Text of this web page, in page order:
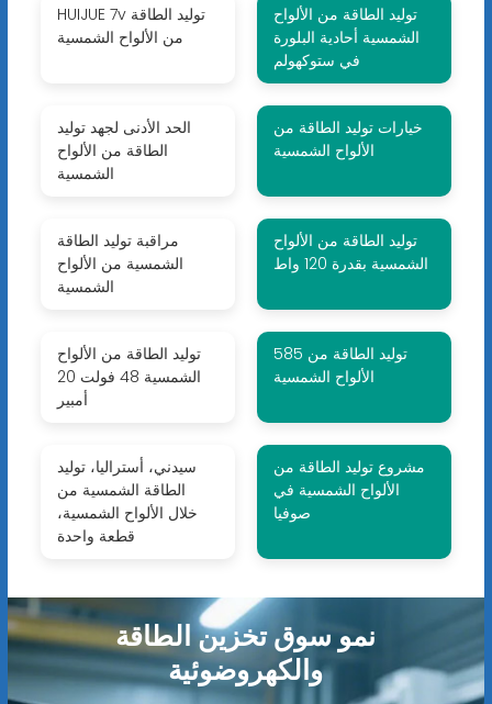
HUIJUE 7v توليد الطاقة
من الألواح الشمسية
توليد الطاقة من الألواح
الشمسية أحادية البلورة
في ستوكهولم
الحد الأدنى لجهد توليد
الطاقة من الألواح
الشمسية
خيارات توليد الطاقة من
الألواح الشمسية
مراقبة توليد الطاقة
الشمسية من الألواح
الشمسية
توليد الطاقة من الألواح
الشمسية بقدرة 120 واط
توليد الطاقة من الألواح
الشمسية 48 فولت 20
أمبير
585 توليد الطاقة من
الألواح الشمسية
سيدني، أستراليا، توليد
الطاقة الشمسية من
خلال الألواح الشمسية،
قطعة واحدة
مشروع توليد الطاقة من
الألواح الشمسية في
صوفيا
نمو سوق تخزين الطاقة
والكهروضوئية